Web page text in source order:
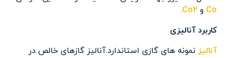
Co و Co2
.
کاربرد آنالیزی
آنالیز نمونه های گازی استاندارد.آنالیز گازهای خالص در